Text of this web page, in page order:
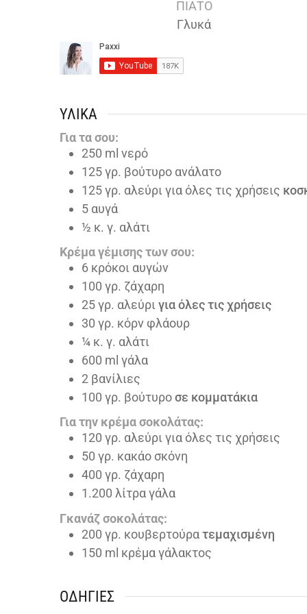
ΠΙΆΤΟ
Γλυκά
ΥΛΙΚΆ
Για τα σου:
250 ml νερό
125γρ. βούτυρο ανάλατο
125γρ. αλεύρι για όλες τις χρήσεις
5 αυγά
½ κ. γ. αλάτι
Κρέμα γέμισης των σου:
6 κρόκοι αυγών
100 γρ. ζάχαρη
25γρ. αλεύρι για όλες τις χρήσεις
30 γρ. κόρν φλάουρ
¼ κ. γ. αλάτι
600 ml γάλα
2 βανίλιες
100 γρ. βούτυροσε κομματάκια
Για την κρέμα σοκολάτας:
120 γρ. αλεύρι για όλες τις χρήσεις
50 γρ. κακάο σκόνη
400 γρ. ζάχαρη
1.200 λίτρα γάλα
Γκανάζ σοκολάτας:
200 γρ. κουβερτούρατεμαχισμένη
150 ml κρέμα γάλακτος
ΟΔΗΓΊΕΣ